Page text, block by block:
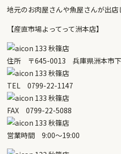
地元のお肉屋さんや魚屋さんが出店
【産直市場よってって洲本店】
住所 〒645-0013 兵庫県洲本市下
TEL 0799-22-1147
FAX 0799-22-5088
営業時間 9:00～19:00